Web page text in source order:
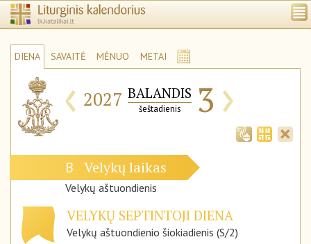
DIENA SAVAITĖ MĖNUO METAI
‹ 2027 BALANDIS
šeštadienis 3 ›
B Velykų laikas
Velykų aštuondienis
VELYKŲ SEPTINTOJI DIENA
Velykų aštuondienio šiokiadienis (S/2)